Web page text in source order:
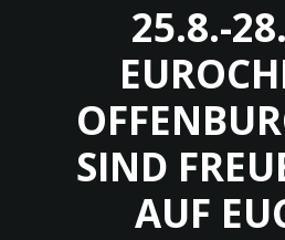
25.8.-
SIND
AUF